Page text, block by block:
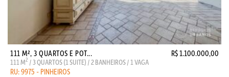
111 M², 3 QUARTOS E POT... R$ 1.100.000,00
111 M2 / 3 QUARTOS (1 SUITE) / 2 BANHEIROS / 1 VAGA
RU: 9975 - PINHEIROS